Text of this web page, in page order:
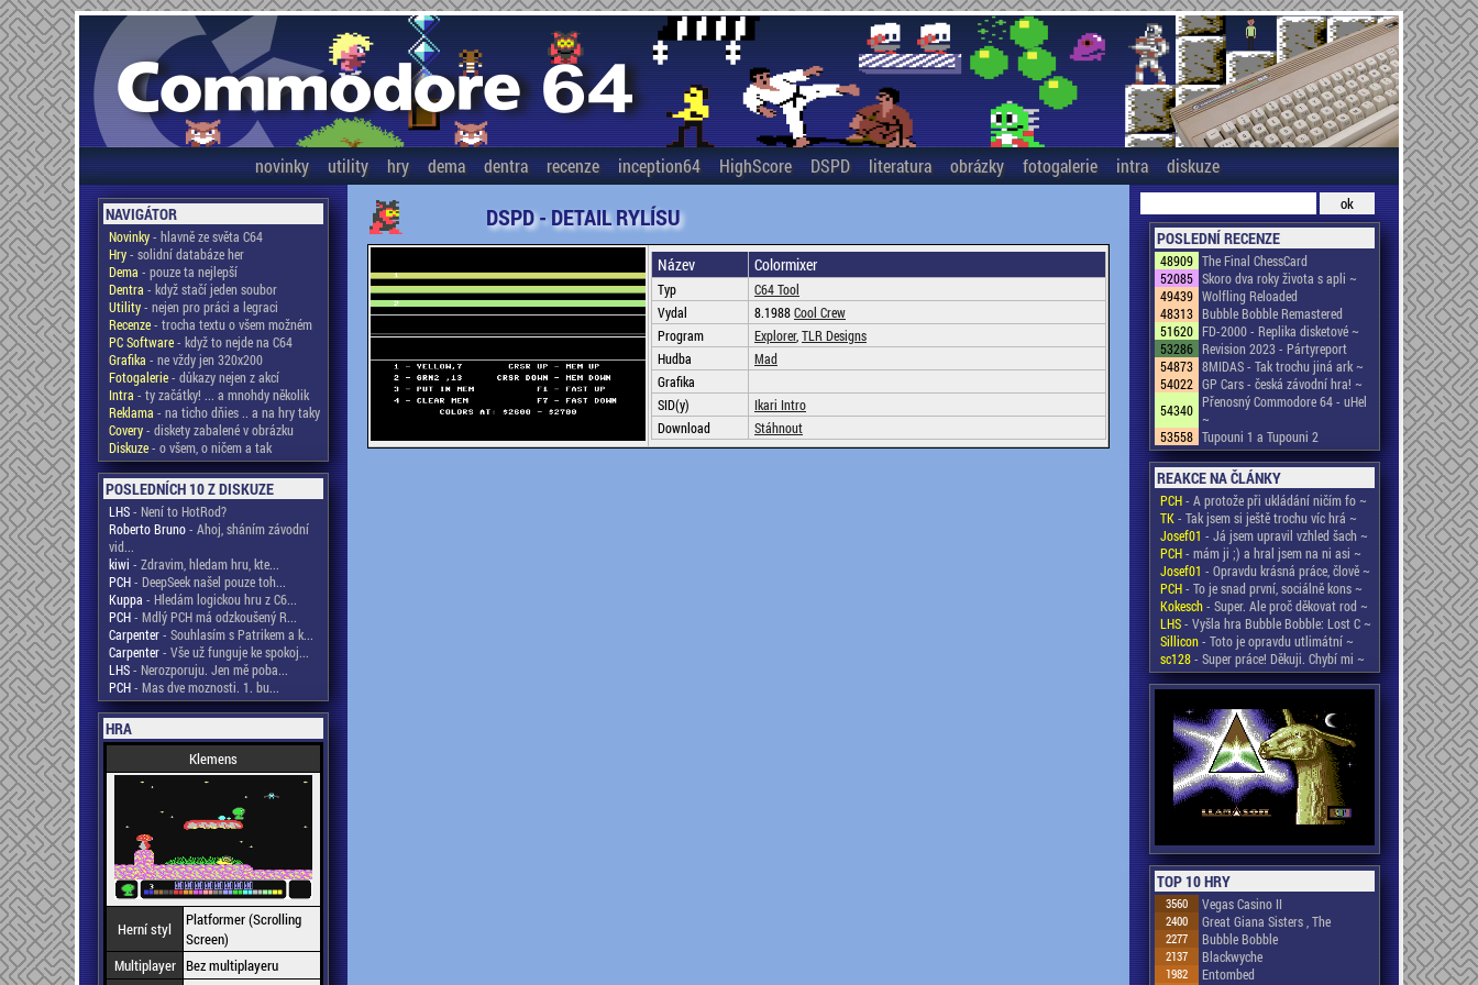
novinky utility hry dema dentra recenze inception64 HighScore DSPD literatura obrázky fotogalerie intra diskuze
NAVIGÁTOR
Novinky- hlavně ze světa C64
Hry- solidní databáze her
Dema - pouze ta nejlepší
Dentra - když stačí jeden soubor
Utility- nejen pro práci a legraci
Recenze- trocha textu o všem možném
PC Software- když to nejde na C64
Grafika - ne vždy jen 320x200
Fotogalerie- důkazy nejen z akcí
Intra - ty začátky! ... a mnohdy několik
Reklama - na ticho dňies .. a na hry taky
Covery- diskety zabalené v obrázku
Diskuze- o všem, o ničem a tak
POSLEDNÍCH 10 Z DISKUZE
LHS- Není to HotRod?
Roberto Bruno- Ahoj, sháním závodní
vid...
kiwi - Zdravim, hledam hru, kte...
PCH- DeepSeek našel pouze toh...
Kuppa - Hledám logickou hru z C6...
PCH- Mdlý PCH má odzkoušený R...
Carpenter- Souhlasím s Patrikem a k...
Carpenter- Vše už funguje ke spokoj...
LHS- Nerozporuju. Jen mě poba...
PCH- Mas dve moznosti. 1. bu...
HRA
Klemens
Herní styl
Platformer (Scrolling
Screen)
Multiplayer Bez multiplayeru
DSPD - DETAIL RYLÍSU
Název Colormixer
Typ
C64 Tool
Vydal
8.1988Cool Crew
Program
Explorer, TLR Designs
Hudba
Mad
Grafika
SID(y)
Ikari Intro
Download
Stáhnout
POSLEDNÍ RECENZE
48909 The Final ChessCard
52085 Skoro dva roky života s apli ~
49439 Wolfling Reloaded
48313 Bubble Bobble Remastered
51620 FD-2000 - Replika disketové ~
53286 Revision 2023 - Pártyreport
54873 8MIDAS - Tak trochu jiná ark ~
54022 GP Cars - česká závodní hra! ~
54340 Přenosný Commodore 64 - uHel
~
53558 Tupouni 1 a Tupouni 2
REAKCE NA ČLÁNKY
PCH- A protože při ukládání ničím fo ~
TK- Tak jsem si ještě trochu víc hrá ~
Josef01 - Já jsem upravil vzhled šach ~
PCH- mám ji ;) a hral jsem na ni asi ~
Josef01 - Opravdu krásná práce, člově ~
PCH- To je snad první, sociálně kons ~
Kokesch- Super. Ale proč děkovat rod ~
LHS- Vyšla hra Bubble Bobble: Lost C ~
Sillicon- Toto je opravdu utlimátní ~
sc128- Super práce! Děkuji. Chybí mi ~
TOP 10 HRY
3560 Vegas Casino II
2400 Great Giana Sisters , The
2277 Bubble Bobble
2137 Blackwyche
1982 Entombed